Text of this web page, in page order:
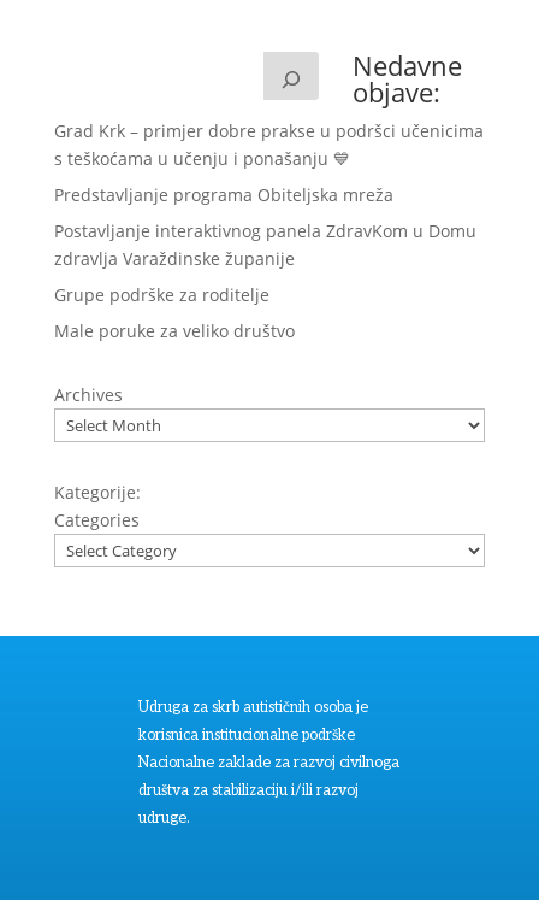
Nedavne
objave:
Grad Krk – primjer dobre prakse u podršci učenicima
s teškoćama u učenju i ponašanju 💙
Predstavljanje programa Obiteljska mreža
Postavljanje interaktivnog panela ZdravKom u Domu
zdravlja Varaždinske županije
Grupe podrške za roditelje
Male poruke za veliko društvo
Archives
Kategorije:
Categories
Udruga za skrb autističnih osoba je
korisnica institucionalne podrške
Nacionalne zaklade za razvoj civilnoga
društva za stabilizaciju i/ili razvoj
udruge.